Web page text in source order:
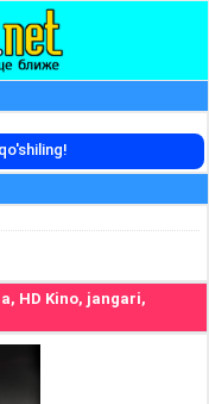
HD Kino, jangari,